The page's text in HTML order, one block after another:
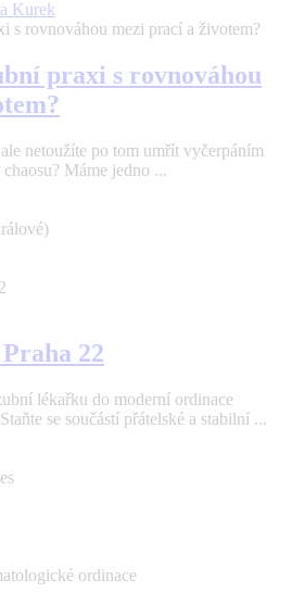
Kurek
praxi s rovnováhou
netoužíte po tom umřít vyčerpáním
Máme jedno ...
22
lékařku do moderní ordinace
se součástí přátelské a stabilní ...